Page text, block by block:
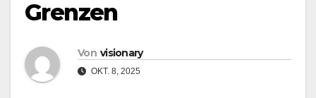
Grenzen
Von visionary
OKT. 8, 2025